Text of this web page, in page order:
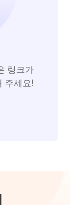
링크가
주세요!